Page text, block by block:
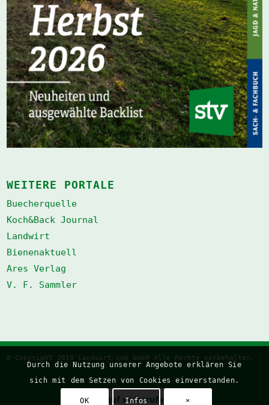
WEITERE PORTALE
Buecherquelle
Koch&Back Journal
Landwirt
Bienenaktuell
Ares Verlag
V. F. Sammler
© Copyright 2019 Landwirt.com GmbH Alle Rechte vorbehalten.
Durch die Nutzung unserer Angebote erklären Sie
sich mit dem Setzen von Cookies einverstanden.
OK Infos ×
Kauf widerrufen